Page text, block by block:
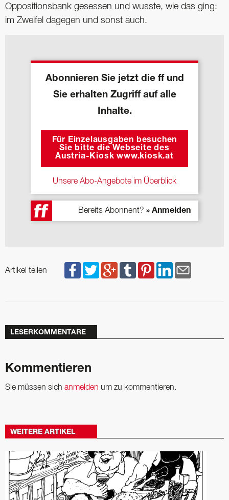
Oppositionsbank gesessen und wusste, wie das ging:
im Zweifel dagegen und sonst auch.
Abonnieren Sie jetzt die ff und
Sie erhalten Zugriff auf alle
Inhalte.
Für Einzelausgaben besuchen
Sie bitte die Webseite des
Austria-Kiosk www.kiosk.at
Unsere Abo-Angebote im Überblick
Bereits Abonnent? » Anmelden
Artikel teilen
LESERKOMMENTARE
Kommentieren
Sie müssen sich anmelden um zu kommentieren.
WEITERE ARTIKEL